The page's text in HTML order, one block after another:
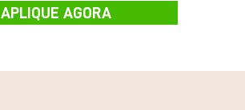
APLIQUE AGORA